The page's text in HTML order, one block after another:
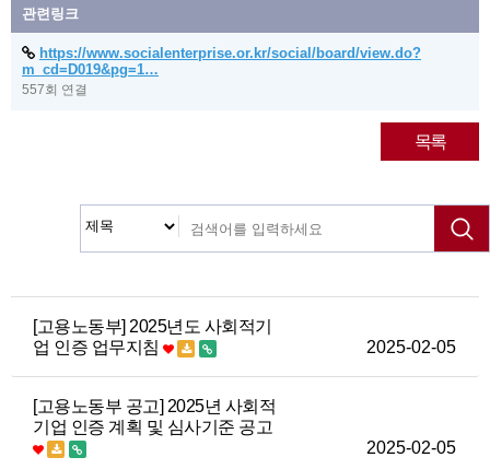
관련링크
https://www.socialenterprise.or.kr/social/board/view.do?
m_cd=D019&pg=1…
557회 연결
목록
[고용노동부] 2025년도 사회적기
업 인증 업무지침
2025-02-05
[고용노동부 공고] 2025년 사회적
기업 인증 계획 및 심사기준 공고
2025-02-05